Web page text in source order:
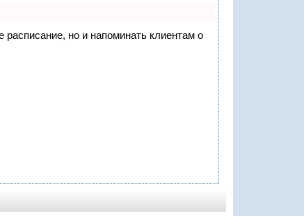
расписание, но и напоминать клиентам о